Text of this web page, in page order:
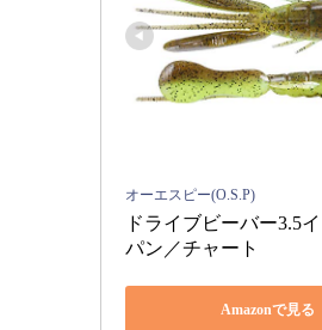
オーエスピー(O.S.P)
ドライブビーバー3.5
パン／チャート
Amazonで見る